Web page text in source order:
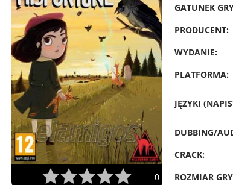
0
GATUNEK
PRODUCENT:
WYDANIE:
PLATFORMA:
JĘZYKI
DUBBING/
CRACK:
ROZMIAR